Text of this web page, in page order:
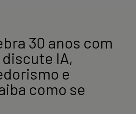
30 anos com
IA,
e
como se